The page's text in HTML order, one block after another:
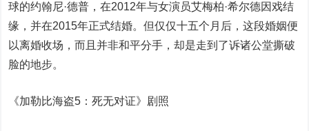
球的约翰尼·德普，在2012年与女演员艾梅柏·希尔德因戏结
缘，并在2015年正式结婚。但仅仅十五个月后，这段婚姻便
以离婚收场，而且并非和平分手，却是走到了诉诸公堂撕破
脸的地步。
《加勒比海盗5：死无对证》剧照